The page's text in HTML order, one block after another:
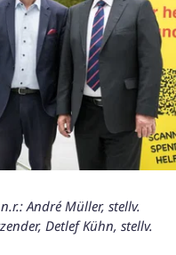
André Müller, stellv.
Detlef Kühn, stellv.